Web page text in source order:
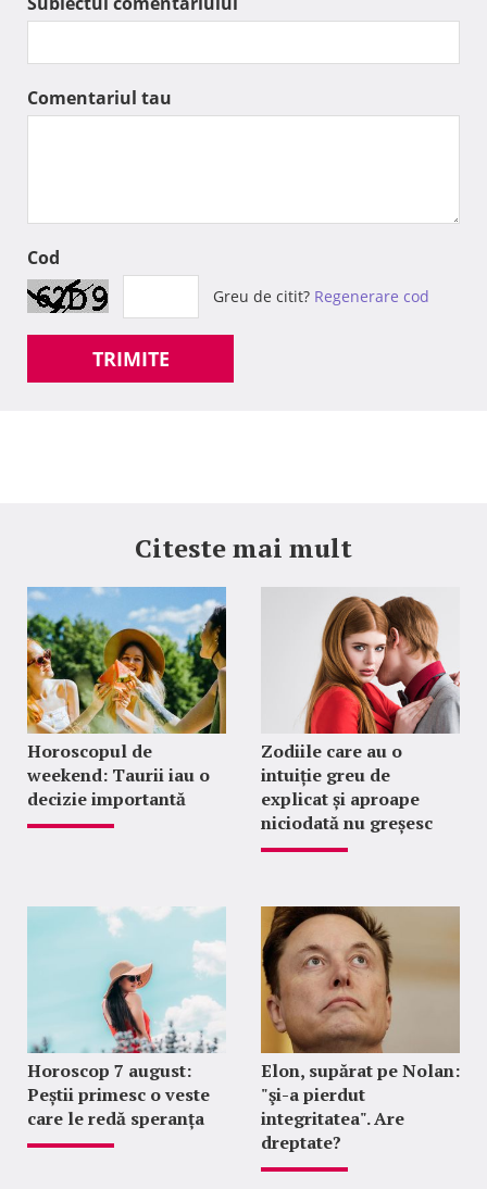
Comentariul tau
Cod
Greu de citit? Regenerare cod
TRIMITE
Citeste mai mult
Horoscopul de
weekend: Taurii iau o
decizie importantă
Zodiile care au o
intuiție greu de
explicat și aproape
niciodată nu greșesc
Horoscop 7 august:
Peștii primesc o veste
care le redă speranța
Elon, supărat pe Nolan:
"şi-a pierdut
integritatea". Are
dreptate?